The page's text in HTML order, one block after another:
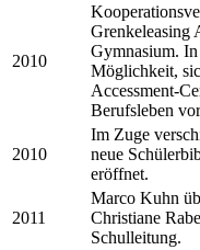
2010
Grenkeleasing
Gymnasium.
Möglichkeit,
Accessment-
Berufsleben
2010
Im Zuge
neue
eröffnet.
2011
Marco Kuhn
Christiane
Schulleitung.